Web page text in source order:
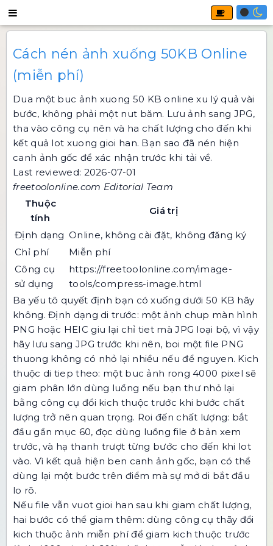
Cách nén ảnh xuống 50KB Online
(miễn phí)
Dua một buc ảnh xuong 50 KB online xu lý quả vài
bước, không phải một nut băm. Lưu ảnh sang JPG,
tha vào công cụ nên và ha chất lượng cho đến khi
kết quả lot xuong gioi han. Bạn sao đã nén hiện
canh ảnh gốc để xác nhận trước khi tải về.
Last reviewed: 2026-07-01
freetoolonline.com Editorial Team
Thuộc
tính
Giá trị
Định dạng Online, không cài đặt, không đăng ký
Chỉ phí
Miễn phí
Công cụ
sử dụng
https://freetoolonline.com/image-
tools/compress-image.html
Ba yếu tô quyết định bạn có xuống dưới 50 KB hãy
không. Định dạng di trước: một ảnh chup màn hình
PNG hoặc HEIC giu lại chỉ tiet mà JPG loại bộ, vì vậy
hãy lưu sang JPG trước khi nên, boi một file PNG
thuong không có nhỏ lại nhiều nếu để nguyen. Kich
thuộc di tiep theo: một buc ảnh rong 4000 pixel sẽ
giam phân lớn dùng luồng nếu bạn thư nhỏ lại
bằng công cụ đổi kich thuộc trước khi bước chất
lượng trở nên quan trọng. Roi đến chất lượng: bắt
đầu gần mục 60, đọc dùng luồng file ở bản xem
trước, và hạ thanh trượt từng bước cho đến khi lot
vào. Vì kết quả hiện ben canh ảnh gốc, bạn có thể
dùng lại một bước trên điểm mà sự mở di bắt đầu
lo rõ.
Nếu file vẫn vuot gioi han sau khi giam chất lượng,
hai bước có thể giam thêm: dùng công cụ thãy đổi
kich thuộc ảnh miễn phíđể giam kich thuộc trước